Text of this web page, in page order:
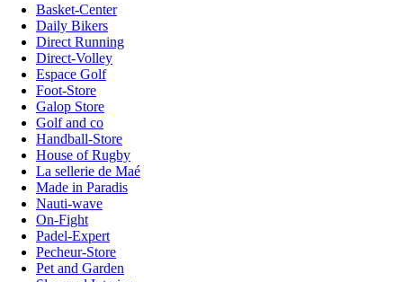
Basket-Center
Daily Bikers
Direct Running
Direct-Volley
Espace Golf
Foot-Store
Galop Store
Golf and co
Handball-Store
House of Rugby
La sellerie de Maé
Made in Paradis
Nauti-wave
On-Fight
Padel-Expert
Pecheur-Store
Pet and Garden